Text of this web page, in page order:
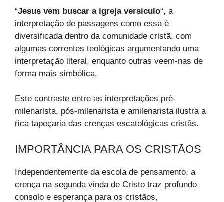
“Jesus vem buscar a igreja versiculo“, a
interpretação de passagens como essa é
diversificada dentro da comunidade cristã, com
algumas correntes teológicas argumentando uma
interpretação literal, enquanto outras veem-nas de
forma mais simbólica.
Este contraste entre as interpretações pré-
milenarista, pós-milenarista e amilenarista ilustra a
rica tapeçaria das crenças escatológicas cristãs.
IMPORTÂNCIA PARA OS CRISTÃOS
Independentemente da escola de pensamento, a
crença na segunda vinda de Cristo traz profundo
consolo e esperança para os cristãos,